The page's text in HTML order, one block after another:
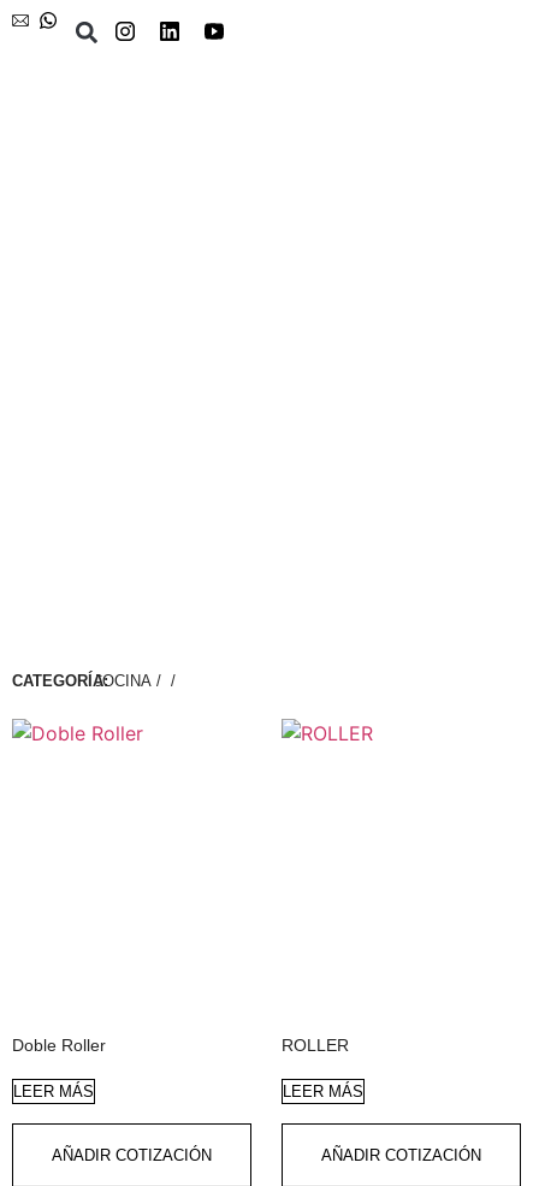
CATEGORÍA: /
/ COCINA
Doble Roller
LEER MÁS
AÑADIR COTIZACIÓN
ROLLER
LEER MÁS
AÑADIR COTIZACIÓN